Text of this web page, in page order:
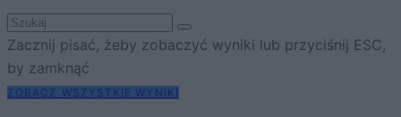
Zacznij pisać, żeby zobaczyć wyniki lub przyciśnij ESC,
by zamknąć
ZOBACZ WSZYSTKIE WYNIKI